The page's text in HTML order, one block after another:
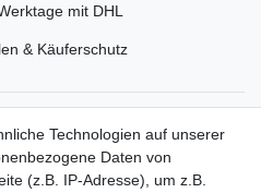
mit DHL
& Käuferschutz
Technologien auf unserer
Daten von
(z.B. IP-Adresse), um z.B.